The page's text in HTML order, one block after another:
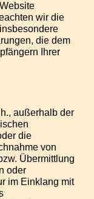
wir die
die dem
Ihrer
außerhalb der
die
von
Übermittlung
oder
im Einklang mit